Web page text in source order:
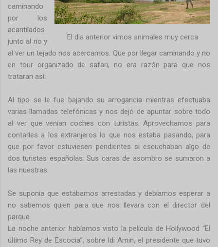
El dia anterior vimos animales muy cerca
caminando
por los
acantilados
junto al río y
al ver un tejado nos acercamos. Que por llegar caminando y no
en tour organizado de safari, no era razón para que nos
trataran así.
Al tipo se le fue bajando su arrogancia mientras efectuaba
varias llamadas telefónicas y nos dejó de apuntar sobre todo
al ver que venían coches con turistas. Aprovechamos para
contarles a los extranjeros lo que nos estaba pasando, para
que por favor estuviesen pendientes si escuchaban algo de
dos turistas españolas. Sus caras de asombro se sumaron a
las nuestras.
Se suponía que estábamos arrestadas y debíamos esperar a
no sabemos quien para que nos llevara con el director del
parque.
La noche anterior habíamos visto la película de Hollywood “El
último Rey de Escocia”, sobre Idi Amin, el presidente que tuvo